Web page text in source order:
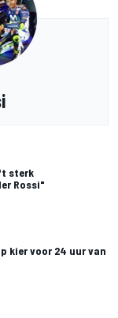
sterk
Rossi"
kier voor 24 uur van